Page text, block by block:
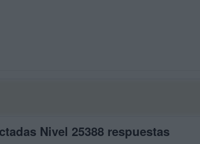
Nivel 25388 respuestas